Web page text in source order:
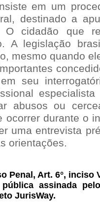
em um
destinado a
cidadão que
A legislação
mesmo quando
seu
abusos ou
ocorrer durante o
uma entrevista
orientações.
Penal, Art. 6°, inciso
assinada
JurisWay.